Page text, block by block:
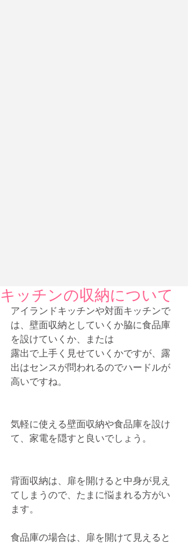
キッチンの収納について
アイランドキッチンや対面キッチンで
は、壁面収納としていくか脇に食品庫
を設けていくか、または
露出で上手く見せていくかですが、露
出はセンスが問われるのでハードルが
高いですね。
気軽に使える壁面収納や食品庫を設け
て、家電を隠すと良いでしょう。
背面収納は、扉を開けると中身が見え
てしまうので、たまに悩まれる方がい
ます。
食品庫の場合は、扉を開けて見えると